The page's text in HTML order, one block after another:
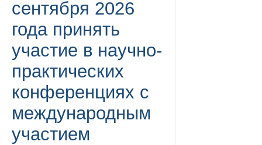
сентября 2026
года принять
участие в научно-
практических
конференциях с
международным
участием